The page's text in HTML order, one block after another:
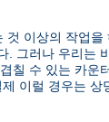
이상의 작업을
. 그러나 우리는
칠 수 있는 카운
이럴 경우는 상